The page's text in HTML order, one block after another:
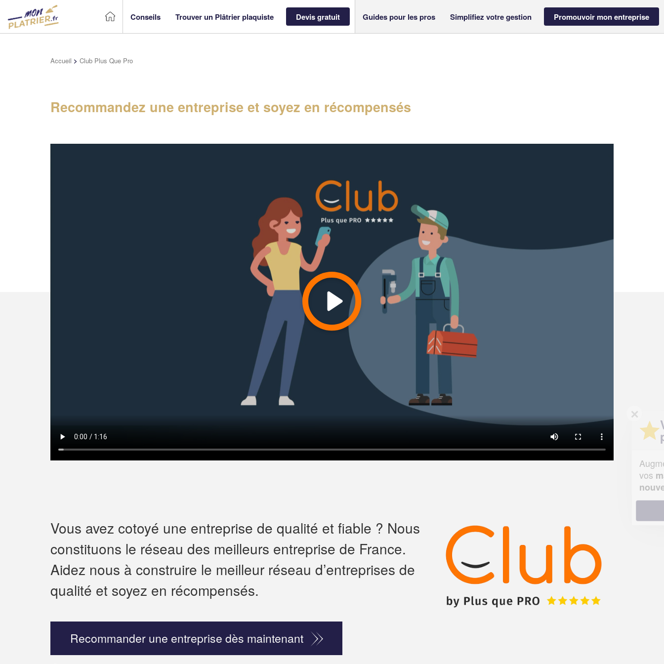
Conseils Trouver un Plâtrier plaquiste Devis gratuit Guides pour les pros Simplifiez votre gestion Promouvoir mon entreprise
Accueil > Club Plus Que Pro
Recommandez une entreprise et soyez en récompensés
Vous avez cotoyé une entreprise de qualité et fiable ? Nous
constituons le réseau des meilleurs entreprise de France.
Aidez nous à construire le meilleur réseau d’entreprises de
qualité et soyez en récompensés.
Recommander une entreprise dès maintenant
Vous êtes un
professionnel ?
Augmentez votrechiffre d'affaireset